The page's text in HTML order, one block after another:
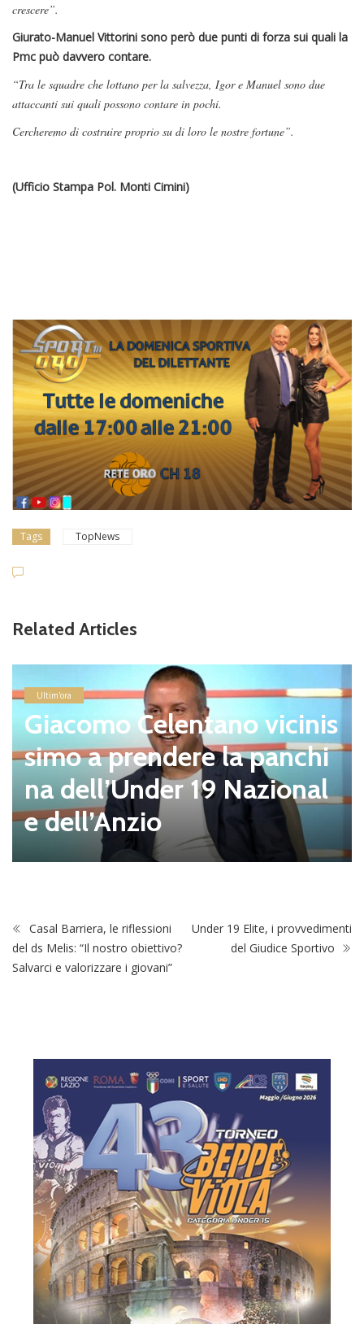
crescere”.
Giurato-Manuel Vittorini sono però due punti di forza sui quali la
Pmc può davvero contare.
“Tra le squadre che lottano per la salvezza, Igor e Manuel sono due
attaccanti sui quali possono contare in pochi.
Cercheremo di costruire proprio su di loro le nostre fortune”.
(Ufficio Stampa Pol. Monti Cimini)
Tags TopNews
Related Articles
Ultim'ora
Giacomo Celentano vicinis
simo a prendere la panchi
na dell’Under 19 Nazional
e dell’Anzio
Casal Barriera, le riflessioni
del ds Melis: “Il nostro obiettivo?
Salvarci e valorizzare i giovani”
Under 19 Elite, i provvedimenti
del Giudice Sportivo